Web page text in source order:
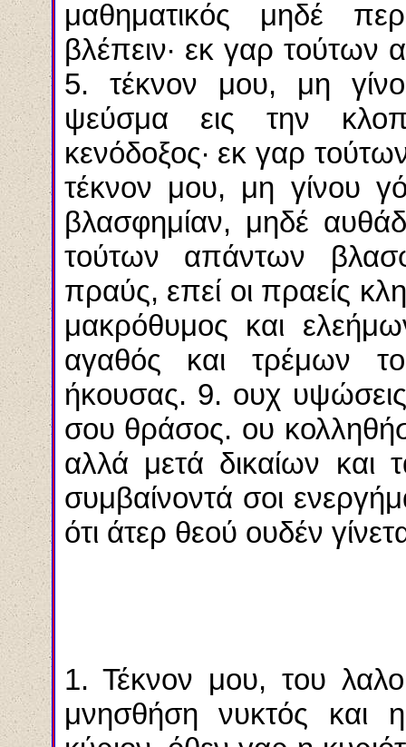
μαθηματικός μηδέ
βλέπειν· εκ γαρ τούτων
5. τέκνον μου, μη
ψεύσμα εις την
κενόδοξος· εκ γαρ
τέκνον μου, μη γίνου
βλασφημίαν, μηδέ
τούτων απάντων
πραύς, επεί οι πραείς
μακρόθυμος και
αγαθός και τρέμων
ήκουσας. 9. ουχ
σου θράσος. ου
αλλά μετά δικαίων και
συμβαίνοντά σοι
ότι άτερ θεού ουδέν
1. Τέκνον μου, του
μνησθήση νυκτός και